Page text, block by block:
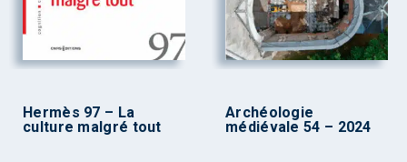
Hermès 97 – La
culture malgré tout
Archéologie
médiévale 54 – 2024